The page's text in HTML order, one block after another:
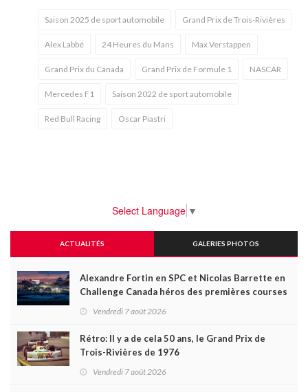
Saison 2025 de sport automobile Grand Prix de Trois-Rivières
Alex Labbé 24 Heures du Mans Max Verstappen
Grand Prix du Canada Grand Prix de Formule 1 NASCAR
Mercedes F1 Saison 2022 de sport automobile
Red Bull Racing Oscar Piastri
Select Language ▼
ACTUALITÉS GALERIES PHOTOS
Alexandre Fortin en SPC et Nicolas Barrette en
Challenge Canada héros des premières courses
Vendredi 7 août 2026
Rétro: Il y a de cela 50 ans, le Grand Prix de
Trois-Rivières de 1976
Vendredi 7 août 2026